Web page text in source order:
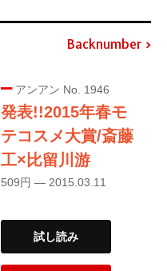
Backnumber
アンアン No. 1946
発表!!2015年春モ
テコスメ大賞/斎藤
工×比留川游
509円 — 2015.03.11
試し読み